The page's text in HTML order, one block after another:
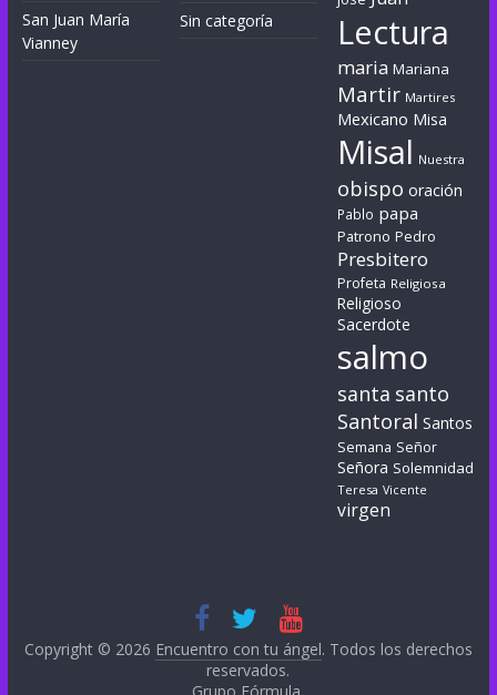
San Juan María
Vianney
Sin categoría
Lectura
maria Mariana
Martir Martires
Mexicano Misa
Misal Nuestra
obispo oración
Pablo papa
Patrono Pedro
Presbitero
Profeta Religiosa
Religioso
Sacerdote
salmo
santa santo
Santoral Santos
Semana Señor
Señora Solemnidad
Teresa Vicente
virgen
Copyright © 2026 Encuentro con tu ángel. Todos los derechos
reservados.